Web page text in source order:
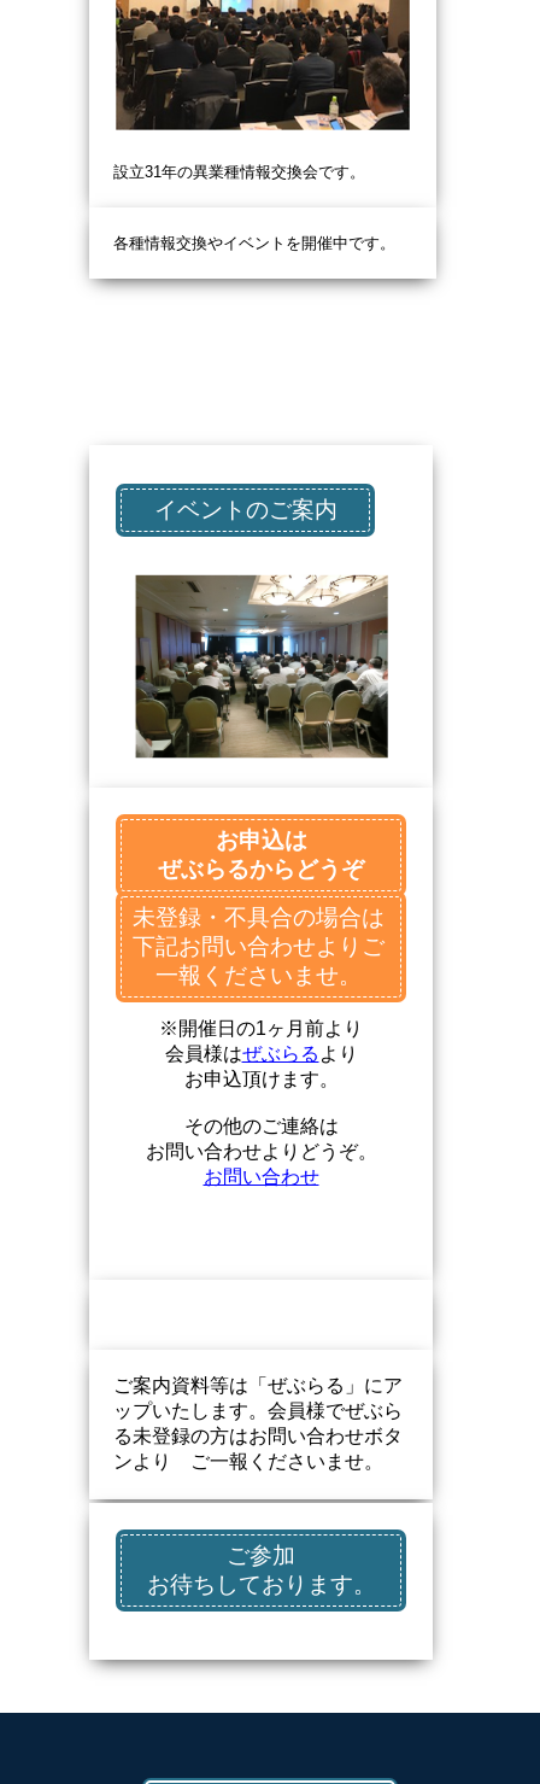
設立31年の異業種情報交換会です。
各種情報交換やイベントを開催中です。
イベントのご案内
お申込は
ぜぶらるからどうぞ
未登録・不具合の場合は
下記お問い合わせよりご
一報くださいませ。
※開催日の1ヶ月前より
会員様はぜぶらる より
お申込頂けます。
その他のご連絡は
お問い合わせよりどうぞ。
お問い合わせ
ご案内資料等は「ぜぶらる」にア
ップいたします。会員様でぜぶら
る未登録の方はお問い合わせボタ
ンより ご一報くださいませ。
ご参加
お待ちしております。